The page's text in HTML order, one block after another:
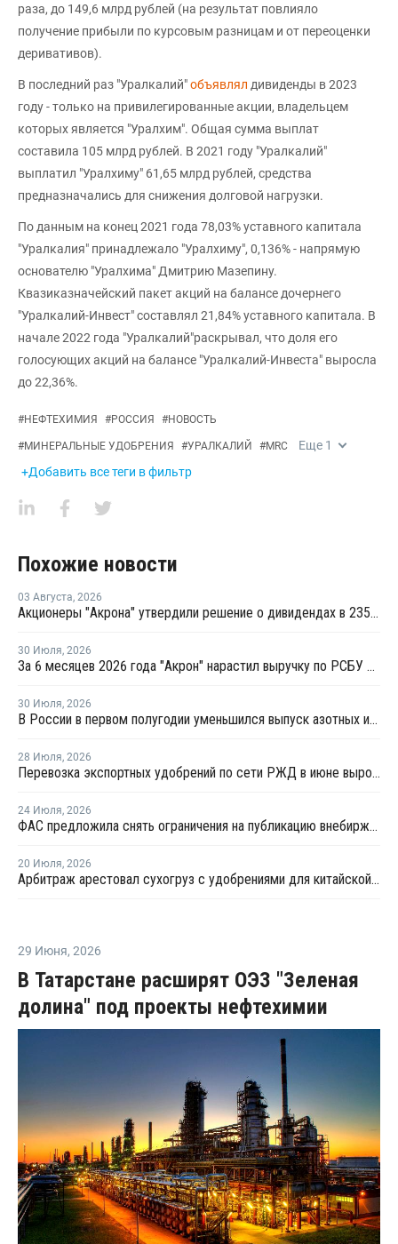
раза, до 149,6 млрд рублей (на результат повлияло
получение прибыли по курсовым разницам и от переоценки
деривативов).
В последний раз "Уралкалий"объявлял дивиденды в 2023
году - только на привилегированные акции, владельцем
которых является "Уралхим". Общая сумма выплат
составила 105 млрд рублей. В 2021 году "Уралкалий"
выплатил "Уралхиму" 61,65 млрд рублей, средства
предназначались для снижения долговой нагрузки.
По данным на конец 2021 года 78,03% уставного капитала
"Уралкалия" принадлежало "Уралхиму", 0,136% - напрямую
основателю "Уралхима" Дмитрию Мазепину.
Квазиказначейский пакет акций на балансе дочернего
"Уралкалий-Инвест" составлял 21,84% уставного капитала. В
начале 2022 года "Уралкалий"раскрывал, что доля его
голосующих акций на балансе "Уралкалий-Инвеста" выросла
до 22,36%.
#НЕФТЕХИМИЯ #РОССИЯ #НОВОСТЬ
#МИНЕРАЛЬНЫЕ УДОБРЕНИЯ #УРАЛКАЛИЙ #MRC Еще 1
+Добавить все теги в фильтр
Похожие новости
03 Августа, 2026
Акционеры "Акрона" утвердили решение о дивидендах в 235 рублей на акцию
30 Июля, 2026
За 6 месяцев 2026 года "Акрон" нарастил выручку по РСБУ на 1,3%
30 Июля, 2026
В России в первом полугодии уменьшился выпуск азотных и фосфорных удобрений
28 Июля, 2026
Перевозка экспортных удобрений по сети РЖД в июне выросла на 11,2%
24 Июля, 2026
ФАС предложила снять ограничения на публикацию внебиржевых индексов на удобрения
20 Июля, 2026
Арбитраж арестовал сухогруз с удобрениями для китайской компании
29 Июня, 2026
В Татарстане расширят ОЭЗ "Зеленая
долина" под проекты нефтехимии